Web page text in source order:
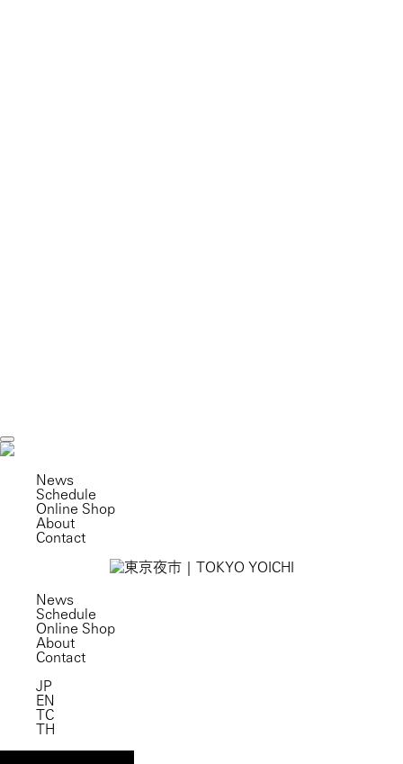
toggle
navigation
News
Schedule
Online Shop
About
Contact
News
Schedule
Online Shop
About
Contact
JP
EN
TC
TH